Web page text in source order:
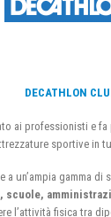
DECATHLON
ai professionisti e fa
sportive in
a un’ampia gamma di
scuole,
l’attività fisica tra